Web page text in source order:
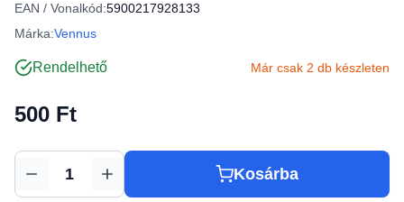
EAN / Vonalkód:5900217928133
Márka:Vennus
Rendelhető Már csak 2 db készleten
500 Ft
Mennyiség Kosárba